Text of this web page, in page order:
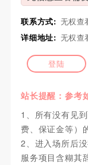
联系方式: 无权查
详细地址: 无权查
登陆
站长提醒：参考
1、所有没有见
费、保证金等）
2、进入场所后
服务项目含糊其